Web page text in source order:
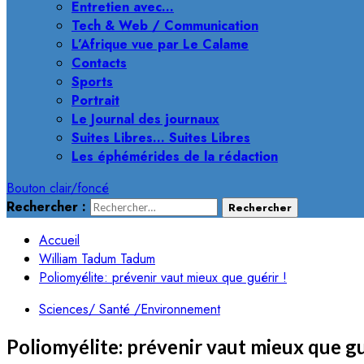
Entretien avec…
Tech & Web / Communication
L’Afrique vue par Le Calame
Contacts
Sports
Portrait
Le Journal des journaux
Suites Libres… Suites Libres
Les éphémérides de la rédaction
Bouton clair/foncé
Rechercher :
Accueil
William Tadum Tadum
Poliomyélite: prévenir vaut mieux que guérir !
Sciences/ Santé /Environnement
Poliomyélite: prévenir vaut mieux que